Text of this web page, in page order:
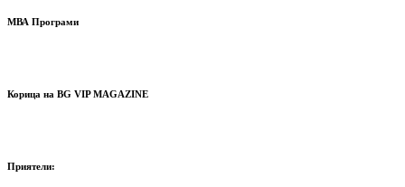
МВА Програми
Корица на BG VIP MAGAZINE
Приятели: